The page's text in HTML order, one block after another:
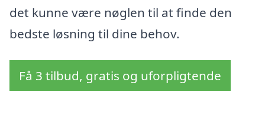
det kunne være nøglen til at finde den
bedste løsning til dine behov.
Få 3 tilbud, gratis og uforpligtende